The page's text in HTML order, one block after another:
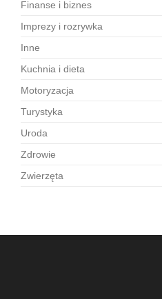
Finanse i biznes
Imprezy i rozrywka
Inne
Kuchnia i dieta
Motoryzacja
Turystyka
Uroda
Zdrowie
Zwierzęta